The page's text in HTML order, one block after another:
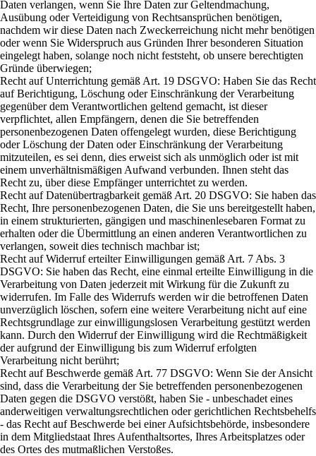
Daten verlangen, wenn Sie Ihre Daten zur Geltendmachung,
Ausübung oder Verteidigung von Rechtsansprüchen benötigen,
nachdem wir diese Daten nach Zweckerreichung nicht mehr benötigen
oder wenn Sie Widerspruch aus Gründen Ihrer besonderen Situation
eingelegt haben, solange noch nicht feststeht, ob unsere berechtigten
Gründe überwiegen;
Recht auf Unterrichtung gemäß Art. 19 DSGVO: Haben Sie das Recht
auf Berichtigung, Löschung oder Einschränkung der Verarbeitung
gegenüber dem Verantwortlichen geltend gemacht, ist dieser
verpflichtet, allen Empfängern, denen die Sie betreffenden
personenbezogenen Daten offengelegt wurden, diese Berichtigung
oder Löschung der Daten oder Einschränkung der Verarbeitung
mitzuteilen, es sei denn, dies erweist sich als unmöglich oder ist mit
einem unverhältnismäßigen Aufwand verbunden. Ihnen steht das
Recht zu, über diese Empfänger unterrichtet zu werden.
Recht auf Datenübertragbarkeit gemäß Art. 20 DSGVO: Sie haben das
Recht, Ihre personenbezogenen Daten, die Sie uns bereitgestellt haben,
in einem strukturierten, gängigen und maschinenlesebaren Format zu
erhalten oder die Übermittlung an einen anderen Verantwortlichen zu
verlangen, soweit dies technisch machbar ist;
Recht auf Widerruf erteilter Einwilligungen gemäß Art. 7 Abs. 3
DSGVO: Sie haben das Recht, eine einmal erteilte Einwilligung in die
Verarbeitung von Daten jederzeit mit Wirkung für die Zukunft zu
widerrufen. Im Falle des Widerrufs werden wir die betroffenen Daten
unverzüglich löschen, sofern eine weitere Verarbeitung nicht auf eine
Rechtsgrundlage zur einwilligungslosen Verarbeitung gestützt werden
kann. Durch den Widerruf der Einwilligung wird die Rechtmäßigkeit
der aufgrund der Einwilligung bis zum Widerruf erfolgten
Verarbeitung nicht berührt;
Recht auf Beschwerde gemäß Art. 77 DSGVO: Wenn Sie der Ansicht
sind, dass die Verarbeitung der Sie betreffenden personenbezogenen
Daten gegen die DSGVO verstößt, haben Sie - unbeschadet eines
anderweitigen verwaltungsrechtlichen oder gerichtlichen Rechtsbehelfs
- das Recht auf Beschwerde bei einer Aufsichtsbehörde, insbesondere
in dem Mitgliedstaat Ihres Aufenthaltsortes, Ihres Arbeitsplatzes oder
des Ortes des mutmaßlichen Verstoßes.